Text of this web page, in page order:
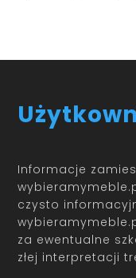
Informacje
czysto
za ewentualne
złej interpretacji